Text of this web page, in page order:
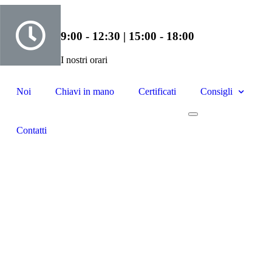
9:00 - 12:30 | 15:00 - 18:00
I nostri orari
Noi Chiavi in mano Certificati Consigli
Contatti